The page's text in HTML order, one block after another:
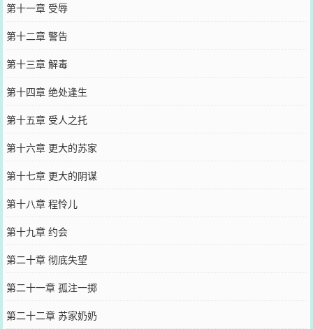
第十一章 受辱
第十二章 警告
第十三章 解毒
第十四章 绝处逢生
第十五章 受人之托
第十六章 更大的苏家
第十七章 更大的阴谋
第十八章 程怜儿
第十九章 约会
第二十章 彻底失望
第二十一章 孤注一掷
第二十二章 苏家奶奶